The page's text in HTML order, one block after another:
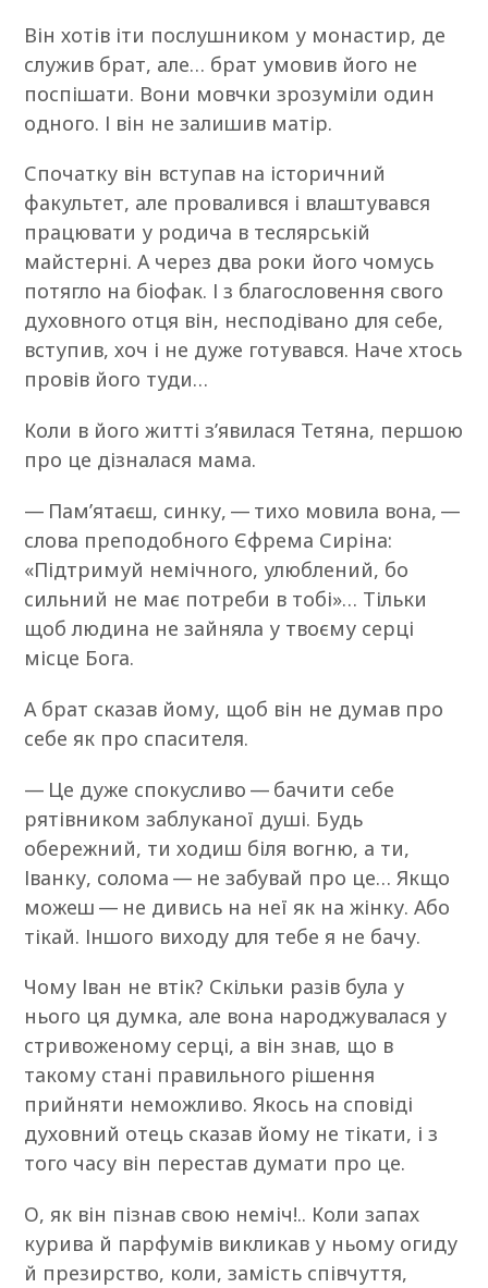
Він хотів іти послушником у монастир, де
служив брат, але… брат умовив його не
поспішати. Вони мовчки зрозуміли один
одного. І він не залишив матір.
Спочатку він вступав на історичний
факультет, але провалився і влаштувався
працювати у родича в теслярській
майстерні. А через два роки його чомусь
потягло на біофак. І з благословення свого
духовного отця він, несподівано для себе,
вступив, хоч і не дуже готувався. Наче хтось
провів його туди…
Коли в його житті з’явилася Тетяна, першою
про це дізналася мама.
— Пам’ятаєш, синку, — тихо мовила вона, —
слова преподобного Єфрема Сиріна:
«Підтримуй немічного, улюблений, бо
сильний не має потреби в тобі»… Тільки
щоб людина не зайняла у твоєму серці
місце Бога.
А брат сказав йому, щоб він не думав про
себе як про спасителя.
— Це дуже спокусливо — бачити себе
рятівником заблуканої душі. Будь
обережний, ти ходиш біля вогню, а ти,
Іванку, солома — не забувай про це… Якщо
можеш — не дивись на неї як на жінку. Або
тікай. Іншого виходу для тебе я не бачу.
Чому Іван не втік? Скільки разів була у
нього ця думка, але вона народжувалася у
стривоженому серці, а він знав, що в
такому стані правильного рішення
прийняти неможливо. Якось на сповіді
духовний отець сказав йому не тікати, і з
того часу він перестав думати про це.
О, як він пізнав свою неміч!.. Коли запах
курива й парфумів викликав у ньому огиду
й презирство, коли, замість співчуття,